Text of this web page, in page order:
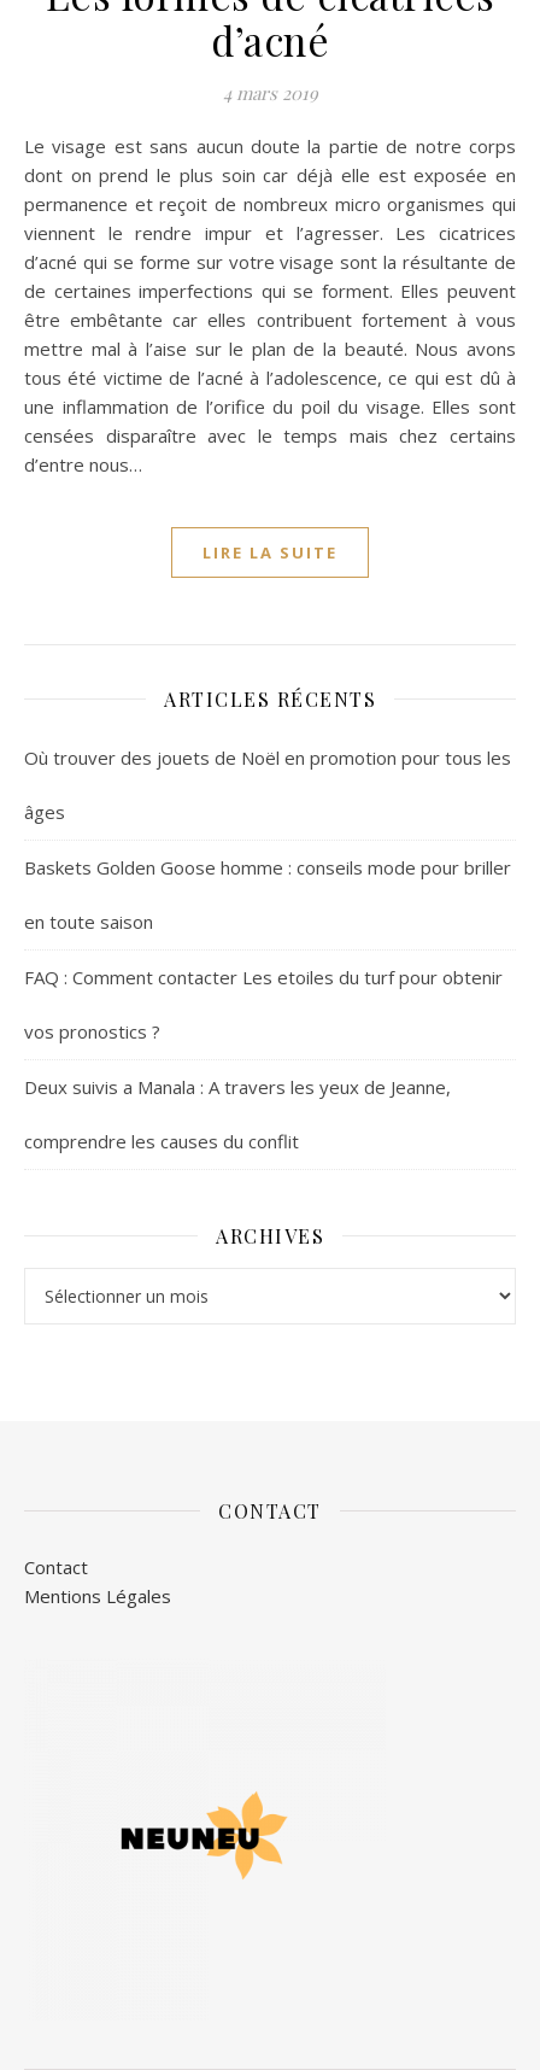
d’acné
4 mars 2019
Le visage est sans aucun doute la partie de notre corps
dont on prend le plus soin car déjà elle est exposée en
permanence et reçoit de nombreux micro organismes qui
viennent le rendre impur et l’agresser. Les cicatrices
d’acné qui se forme sur votre visage sont la résultante de
de certaines imperfections qui se forment. Elles peuvent
être embêtante car elles contribuent fortement à vous
mettre mal à l’aise sur le plan de la beauté. Nous avons
tous été victime de l’acné à l’adolescence, ce qui est dû à
une inflammation de l’orifice du poil du visage. Elles sont
censées disparaître avec le temps mais chez certains
d’entre nous…
LIRE LA SUITE
ARTICLES RÉCENTS
Où trouver des jouets de Noël en promotion pour tous les
âges
Baskets Golden Goose homme : conseils mode pour briller
en toute saison
FAQ : Comment contacter Les etoiles du turf pour obtenir
vos pronostics ?
Deux suivis a Manala : A travers les yeux de Jeanne,
comprendre les causes du conflit
ARCHIVES
CONTACT
Contact
Mentions Légales